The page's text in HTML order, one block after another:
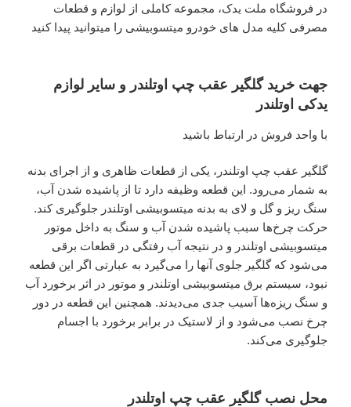
در فروشگاه ملت یدک، مجموعه کاملی از لوازم و قطعات
مصرفی کلیه مدل های خودرو میتسوبیشی را میتوانید پیدا کنید
جهت خرید گلگیر عقب چپ اوتلندر و سایر لوازم
یدکی اوتلندر
با واحد فروش در ارتباط باشید
گلگیر عقب چپ اوتلندر، یکی از قطعات ظاهری و از اجرای بدنه
به شمار می‌رود. این قطعه وظیفه دارد تا از پاشیده شدن آب،
سنگ ریز و گل و لای به بدنه میتسوبیشی اوتلندر جلوگیری کند.
حرکت چرخ‌ها سبب پاشیده شدن آب و سنگ به داخل موتور
میتسوبیشی اوتلندر و در نتیجه آب رفتگی در قطعات برقی
می‌شود که گلگیر جلوی آنها را می‌گیرد به عبارتی اگر این قطعه
نبود، سیستم برق میتسوبیشی اوتلندر و موتور در اثر برخورد آب
و سنگ ریزه‌ها آسیب جدی می‌دیدند. همچنین این قطعه در دور
چرخ نصب می‌شود و از لاستیک در برابر برخورد با اجسام
جلوگیری می‌کند.
محل نصب گلگیر عقب چپ اوتلندر